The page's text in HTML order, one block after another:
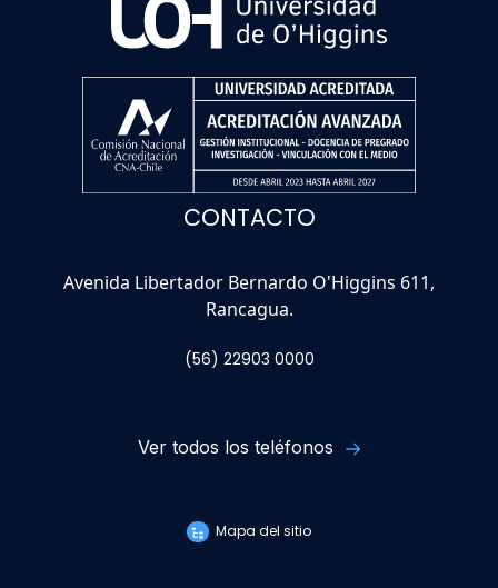
CONTACTO
Avenida Libertador Bernardo O'Higgins 611,
Rancagua.
(56) 22903 0000
Ver todos los teléfonos
Mapa del sitio